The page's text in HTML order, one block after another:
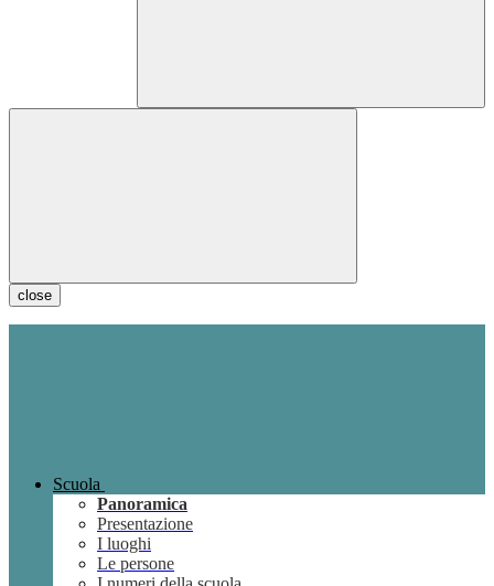
close
Scuola
Panoramica
Presentazione
I luoghi
Le persone